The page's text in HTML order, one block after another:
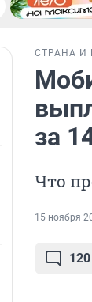
СТРАНА И
за
Что
15 ноября
120